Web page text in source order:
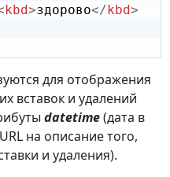
kbd>здорово</ kbd>
для отображения
вставок и удалений
datetime(дата в
на описание того,
и удаления).